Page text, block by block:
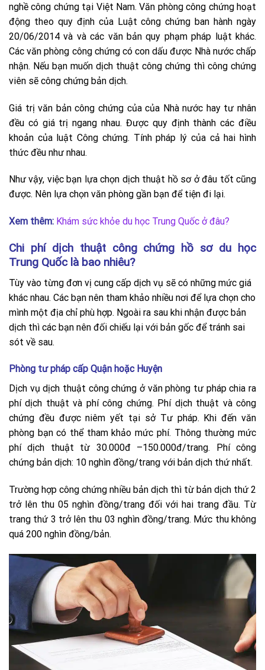
nghề công chứng tại Việt Nam. Văn phòng công chứng hoạt
động theo quy định của Luật công chứng ban hành ngày
20/06/2014 và và các văn bản quy phạm pháp luật khác.
Các văn phòng công chứng có con dấu được Nhà nước chấp
nhận. Nếu bạn muốn dịch thuật công chứng thì công chứng
viên sẽ công chứng bản dịch.
Giá trị văn bản công chứng của của Nhà nước hay tư nhân
đều có giá trị ngang nhau. Được quy định thành các điều
khoản của luật Công chứng. Tính pháp lý của cả hai hình
thức đều như nhau.
Như vậy, việc bạn lựa chọn dịch thuật hồ sơ ở đâu tốt cũng
được. Nên lựa chọn văn phòng gần bạn để tiện đi lại.
Xem thêm: Khám sức khỏe du học Trung Quốc ở đâu?
Chi phí dịch thuật công chứng hồ sơ du học
Trung Quốc là bao nhiêu?
Tùy vào từng đơn vị cung cấp dịch vụ sẽ có những mức giá
khác nhau. Các bạn nên tham khảo nhiều nơi để lựa chọn cho
mình một địa chỉ phù hợp. Ngoài ra sau khi nhận được bản
dịch thì các bạn nên đối chiếu lại với bản gốc để tránh sai
sót về sau.
Phòng tư pháp cấp Quận hoặc Huyện
Dịch vụ dịch thuật công chứng ở văn phòng tư pháp chia ra
phí dịch thuật và phí công chứng. Phí dịch thuật và công
chứng đều được niêm yết tại sở Tư pháp. Khi đến văn
phòng bạn có thể tham khảo mức phí. Thông thường mức
phí dịch thuật từ 30.000đ –150.000đ/trang. Phí công
chứng bản dịch: 10 nghìn đồng/trang với bản dịch thứ nhất.
Trường hợp công chứng nhiều bản dịch thì từ bản dịch thứ 2
trở lên thu 05 nghìn đồng/trang đối với hai trang đầu. Từ
trang thứ 3 trở lên thu 03 nghìn đồng/trang. Mức thu không
quá 200 nghìn đồng/bản.